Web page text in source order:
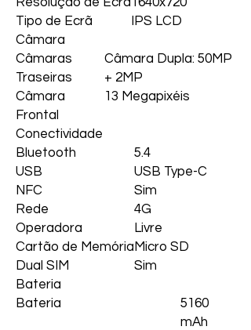
Tipo de Ecrã
IPS LCD
Câmara
Câmaras
Traseiras
Câmara Dupla: 50MP
+ 2MP
Câmara
Frontal
13 Megapixéis
Conectividade
Bluetooth
5.4
USB
USB Type-C
NFC
Sim
Rede
4G
Operadora
Livre
Cartão de Memória Micro SD
Dual SIM
Sim
Bateria
Bateria
5160
mAh